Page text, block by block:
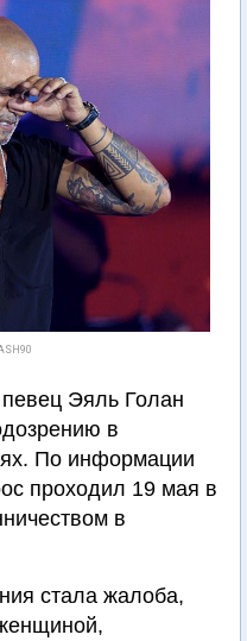
Эяль Голан
в
По информации
проходил 19 мая в
в
стала жалоба,